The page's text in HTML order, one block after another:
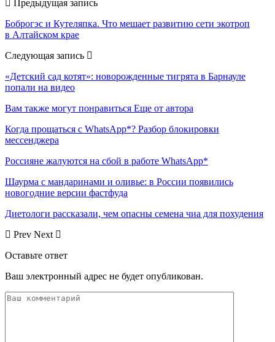
Предыдущая запись
Боброгэс и Кутеляпка. Что мешает развитию сети экотроп
в Алтайском крае
Следующая запись
«Детский сад котят»: новорожденные тигрята в Барнауле
попали на видео
Вам также могут понравиться Еще от автора
Когда прощаться с WhatsApp*? Разбор блокировки
мессенджера
Россияне жалуются на сбой в работе WhatsApp*
Шаурма с мандаринами и оливье: в России появились
новогодние версии фастфуда
Диетологи рассказали, чем опасны семена чиа для похудения
Prev Next
Оставьте ответ
Ваш электронный адрес не будет опубликован.